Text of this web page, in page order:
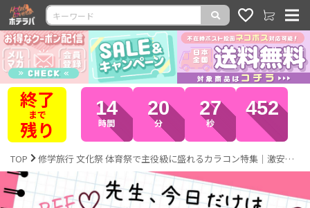
全品
ポイント
10倍
14
時間
20
分
24
秒
108
TOP 修学旅行 文化祭 体育祭で主役級に盛れるカラコン特集｜激安カラコン通販ホテラバ